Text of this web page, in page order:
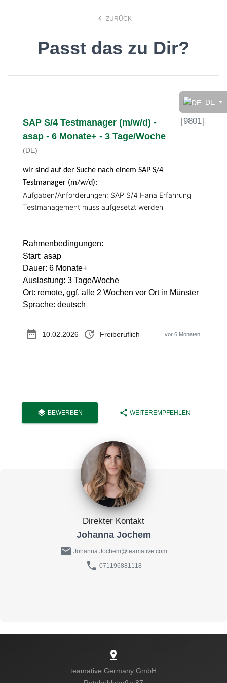
DE
Finde den Job, der Dir
search
Deutsch
keyboard_arrow_left ZURÜCK
Passt das zu Dir?
SAP S/4 Testmanager (m/w/d) -
asap - 6 Monate+ - 3 Tage/Woche
(DE)
[9801]
wir sind auf der Suche nach einem SAP S/4
Testmanager (m/w/d):
Aufgaben/Anforderungen: SAP S/4 Hana Erfahrung
Testmanagement muss aufgesetzt werden
Rahmenbedingungen:
Start: asap
Dauer: 6 Monate+
Auslastung: 3 Tage/Woche
Ort: remote, ggf. alle 2 Wochen vor Ort in Münster
Sprache: deutsch
date_range 10.02.2026 update Freiberuflich vor 6 Monaten
layers BEWERBEN share WEITEREMPFEHLEN
Direkter Kontakt
Johanna Jochem
mail Johanna.Jochem@teamative.com
phone 071196881118
pin_drop
teamative Germany GmbH